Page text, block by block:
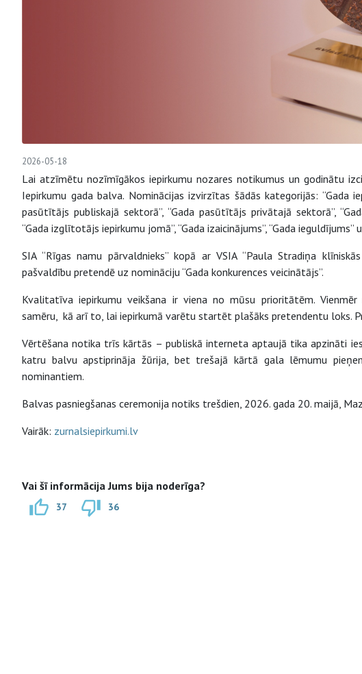
2026-05-18
Lai atzīmētu nozīmīgākos iepirkumu nozares notikumus un godinātu
Iepirkumu gada balva. Nominācijas izvirzītas šādās kategorijās: “Gada
pasūtītājs publiskajā sektorā”, “Gada pasūtītājs privātajā sektorā”,
“Gada izglītotājs iepirkumu jomā”, “Gada izaicinājums”, “Gada ieguldījums”
SIA “Rīgas namu pārvaldnieks” kopā ar VSIA “Paula Stradiņa
pašvaldību pretendē uz nomināciju “Gada konkurences veicinātājs”.
Kvalitatīva iepirkumu veikšana ir viena no mūsu prioritātēm.
samēru, kā arī to, lai iepirkumā varētu startēt plašāks pretendentu loks.
Vērtēšana notika trīs kārtās – publiskā interneta aptaujā tika apzināti
katru balvu apstiprināja žūrija, bet trešajā kārtā gala lēmumu
nominantiem.
Balvas pasniegšanas ceremonija notiks trešdien, 2026. gada 20. maijā,
Vairāk: zurnalsiepirkumi.lv
Vai šī informācija Jums bija noderīga?
37 36